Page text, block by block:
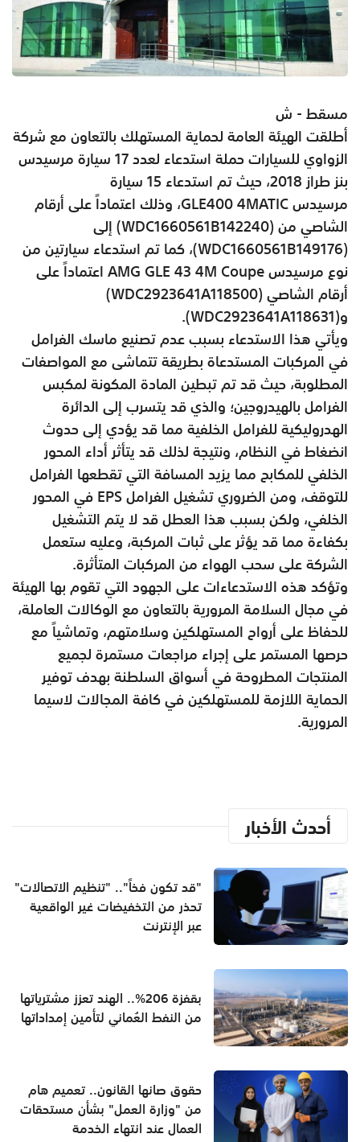
مسقط - ش
أطلقت الهيئة العامة لحماية المستهلك بالتعاون مع شركة
الزواوي للسيارات حملة استدعاء لعدد 17 سيارة مرسيدس
بنز طراز 2018، حيث تم استدعاء 15 سيارة
مرسيدسGLE400 4MATIC، وذلك اعتماداً على أرقام
الشاصي من (WDC1660561B142240) إلى
(
WDC1660561B149176)، كما تم استدعاء سيارتين من
نوع مرسيدسAMG GLE 43 4M Coupeاعتماداً على
أرقام الشاصي (WDC2923641A118500
)
و(WDC2923641A118631
).
ويأتي هذا الاستدعاء بسبب عدم تصنيع ماسك الفرامل
في المركبات المستدعاة بطريقة تتماشى مع المواصفات
المطلوبة، حيث قد تم تبطين المادة المكونة لمكبس
الفرامل بالهيدروجين؛ والذي قد يتسرب إلى الدائرة
الهدروليكية للفرامل الخلفية مما قد يؤدي إلى حدوث
انضغاط في النظام، ونتيجة لذلك قد يتأثر أداء المحور
الخلفي للمكابح مما يزيد المسافة التي تقطعها الفرامل
للتوقف، ومن الضروري تشغيل الفراملEPSفي المحور
الخلفي، ولكن بسبب هذا العطل قد لا يتم التشغيل
بكفاءة مما قد يؤثر على ثبات المركبة، وعليه ستعمل
الشركة على سحب الهواء من المركبات المتأثرة.
وتؤكد هذه الاستدعاءات على الجهود التي تقوم بها الهيئة
في مجال السلامة المرورية بالتعاون مع الوكالات العاملة،
للحفاظ على أرواح المستهلكين وسلامتهم، وتماشياً مع
حرصها المستمر على إجراء مراجعات مستمرة لجميع
المنتجات المطروحة في أسواق السلطنة بهدف توفير
الحماية اللازمة للمستهلكين في كافة المجالات لاسيما
المرورية.
أحدث الأخبار
"قد تكون فخاً".. "تنظيم الاتصالات"
تحذر من التخفيضات غير الواقعية
عبر الإنترنت
بقفزة 206%.. الهند تعزز مشترياتها
من النفط العُماني لتأمين إمداداتها
حقوق صانها القانون.. تعميم هام
من "وزارة العمل" بشأن مستحقات
العمال عند انتهاء الخدمة